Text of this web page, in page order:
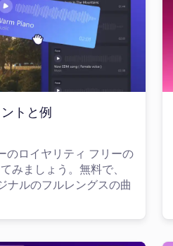
トと例
のロイヤリティ フリーの
みましょう。無料で、
ナルのフルレングスの曲